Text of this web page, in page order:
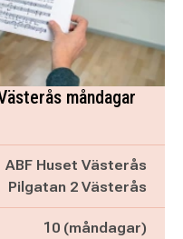
måndagar
ABF Huset Västerås
Pilgatan 2 Västerås
10 (måndagar)